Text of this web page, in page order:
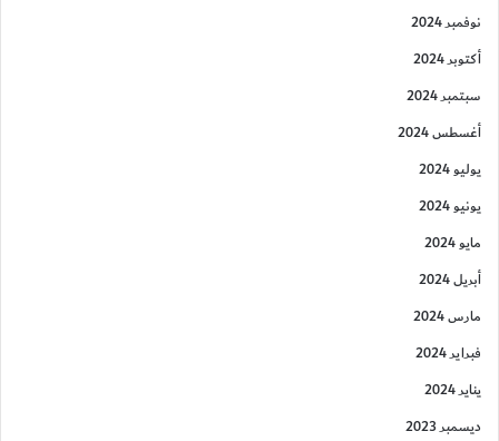
نوفمبر 2024
أكتوبر 2024
سبتمبر 2024
أغسطس 2024
يوليو 2024
يونيو 2024
مايو 2024
أبريل 2024
مارس 2024
فبراير 2024
يناير 2024
ديسمبر 2023